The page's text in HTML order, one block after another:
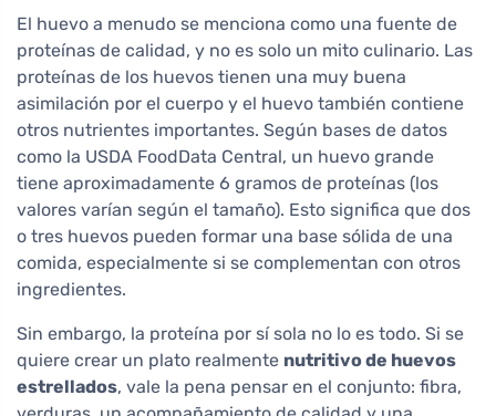
El huevo a menudo se menciona como una fuente de
proteínas de calidad, y no es solo un mito culinario. Las
proteínas de los huevos tienen una muy buena
asimilación por el cuerpo y el huevo también contiene
otros nutrientes importantes. Según bases de datos
como la USDA FoodData Central, un huevo grande
tiene aproximadamente 6 gramos de proteínas (los
valores varían según el tamaño). Esto significa que dos
o tres huevos pueden formar una base sólida de una
comida, especialmente si se complementan con otros
ingredientes.
Sin embargo, la proteína por sí sola no lo es todo. Si se
quiere crear un plato realmente nutritivo de huevos
estrellados, vale la pena pensar en el conjunto: fibra,